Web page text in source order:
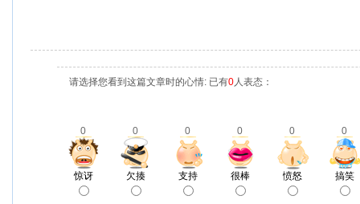
请选择您看到这篇文章时的心情: 已有0人表态：
0 0 0 0 0 0
惊讶 欠揍 支持 很棒 愤怒 搞笑